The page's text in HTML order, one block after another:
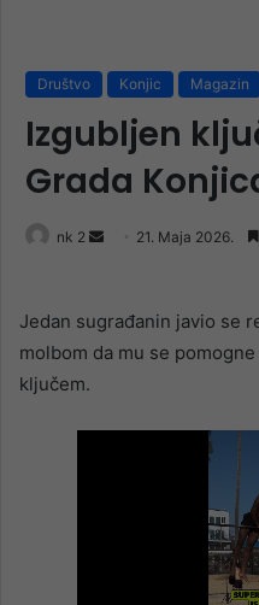
Društvo Konjic Magazin
Izgubljen
Grada
nk 2
Send 21. Maja 2026.
Jedan sugrađanin javio se
molbom da mu se
ključem.